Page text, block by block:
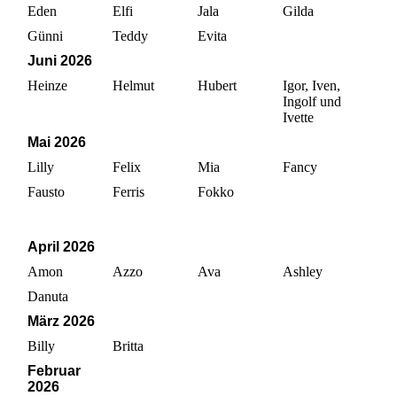
Eden Elfi Jala
Gilda
Günni
Teddy
Evita
Juni 2026
Heinze
Helmut Hubert
Igor, Iven,
Ingolf und
Ivette
Mai 2026
Lilly
Felix Mia
Fancy
Fausto
Ferris Fokko
April 2026
Amon
Azzo Ava
Ashley
Danuta
März 2026
Billy
Britta
Februar
2026